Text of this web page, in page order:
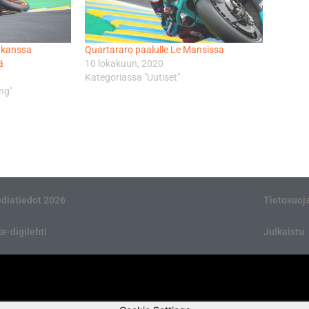
Quartararo paalulle Le Mansissa
10 lokakuun, 2020
Kategoriassa "Uutiset"
2026
digilehti Julkaistu